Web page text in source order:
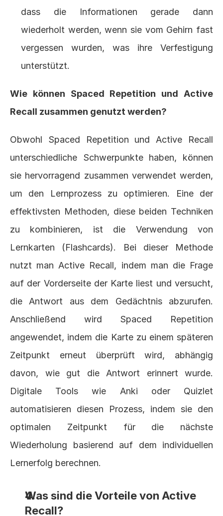
dass die Informationen gerade dann
wiederholt werden, wenn sie vom Gehirn fast
vergessen wurden, was ihre Verfestigung
unterstützt.
Wie können Spaced Repetition und Active
Recall zusammen genutzt werden?
Obwohl Spaced Repetition und Active Recall
unterschiedliche Schwerpunkte haben, können
sie hervorragend zusammen verwendet werden,
um den Lernprozess zu optimieren. Eine der
effektivsten Methoden, diese beiden Techniken
zu kombinieren, ist die Verwendung von
Lernkarten (Flashcards). Bei dieser Methode
nutzt man Active Recall, indem man die Frage
auf der Vorderseite der Karte liest und versucht,
die Antwort aus dem Gedächtnis abzurufen.
Anschließend wird Spaced Repetition
angewendet, indem die Karte zu einem späteren
Zeitpunkt erneut überprüft wird, abhängig
davon, wie gut die Antwort erinnert wurde.
Digitale Tools wie Anki oder Quizlet
automatisieren diesen Prozess, indem sie den
optimalen Zeitpunkt für die nächste
Wiederholung basierend auf dem individuellen
Lernerfolg berechnen.
Was sind die Vorteile von Active
Recall?